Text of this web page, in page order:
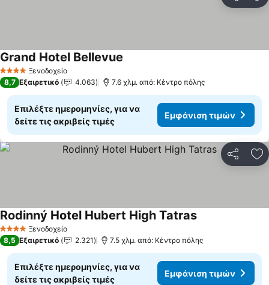
4 ΑστέριαΞενοδοχείο
Grand Hotel Bellevue
8,7 Εξαιρετικό 4.063 7.6 χλμ. από: Κέντρο πόλης
Επιλέξτε ημερομηνίες, για να
δείτε τις ακριβείς τιμές
Εμφάνιση τιμών
4 ΑστέριαΞενοδοχείο
Rodinný Hotel Hubert High TatrasΕμφάνιση
8,5 Εξαιρετικό 2.321 7.5 χλμ. από: Κέντρο πόλης
Επιλέξτε ημερομηνίες, για να
δείτε τις ακριβείς τιμές
Εμφάνιση τιμών